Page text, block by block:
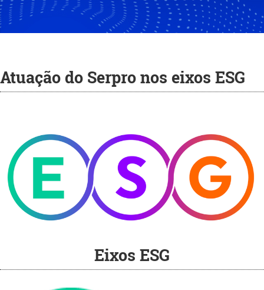
Atuação do Serpro nos eixos ESG
Eixos ESG